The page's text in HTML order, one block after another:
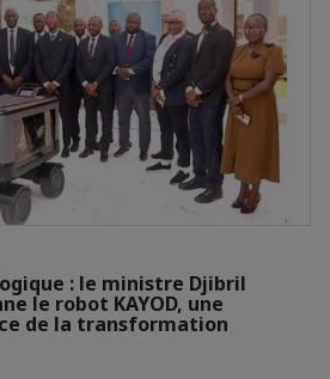
: le ministre Djibril
le robot KAYOD, une
de la transformation